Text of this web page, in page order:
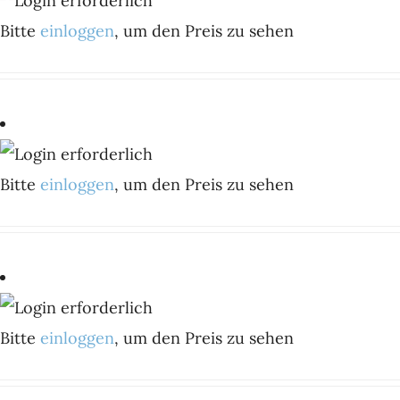
Bitte einloggen, um den Preis zu sehen
Bitte einloggen, um den Preis zu sehen
Bitte einloggen, um den Preis zu sehen